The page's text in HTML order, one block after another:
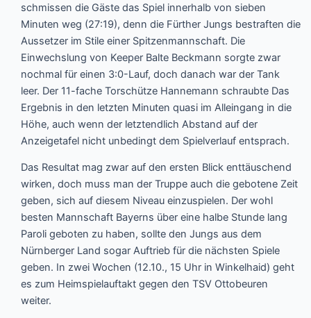
schmissen die Gäste das Spiel innerhalb von sieben
Minuten weg (27:19), denn die Fürther Jungs bestraften die
Aussetzer im Stile einer Spitzenmannschaft. Die
Einwechslung von Keeper Balte Beckmann sorgte zwar
nochmal für einen 3:0-Lauf, doch danach war der Tank
leer. Der 11-fache Torschütze Hannemann schraubte Das
Ergebnis in den letzten Minuten quasi im Alleingang in die
Höhe, auch wenn der letztendlich Abstand auf der
Anzeigetafel nicht unbedingt dem Spielverlauf entsprach.
Das Resultat mag zwar auf den ersten Blick enttäuschend
wirken, doch muss man der Truppe auch die gebotene Zeit
geben, sich auf diesem Niveau einzuspielen. Der wohl
besten Mannschaft Bayerns über eine halbe Stunde lang
Paroli geboten zu haben, sollte den Jungs aus dem
Nürnberger Land sogar Auftrieb für die nächsten Spiele
geben. In zwei Wochen (12.10., 15 Uhr in Winkelhaid) geht
es zum Heimspielauftakt gegen den TSV Ottobeuren
weiter.